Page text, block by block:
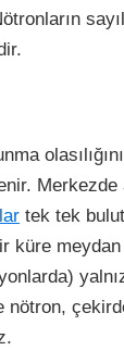
Merkezde
tek tek
küre
nötron,